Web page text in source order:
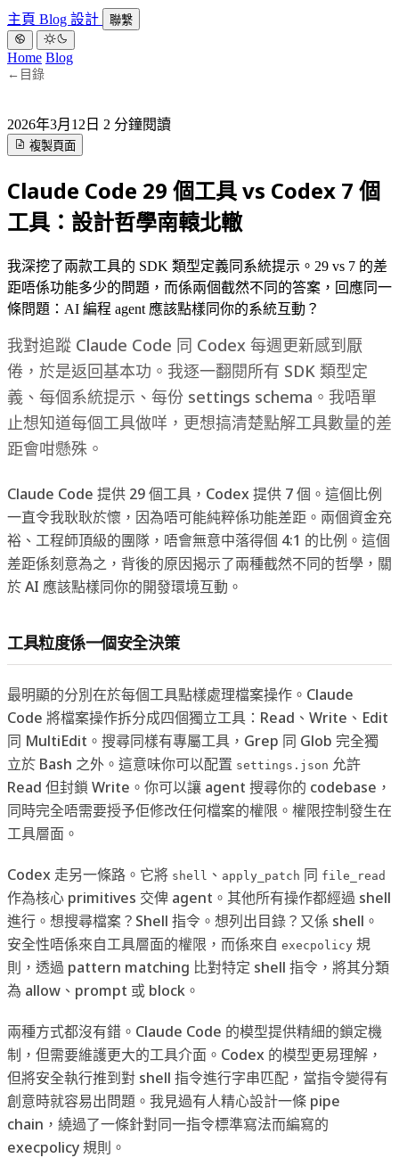
主頁 Blog 設計 聯繫
Home Blog
← 目錄
2026年3月12日 2 分鐘閱讀
複製頁面
Claude Code 29 個工具 vs Codex 7 個
工具：設計哲學南轅北轍
我深挖了兩款工具的 SDK 類型定義同系統提示。29 vs 7 的差
距唔係功能多少的問題，而係兩個截然不同的答案，回應同一
條問題：AI 編程 agent 應該點樣同你的系統互動？
我對追蹤 Claude Code 同 Codex 每週更新感到厭
倦，於是返回基本功。我逐一翻閱所有 SDK 類型定
義、每個系統提示、每份 settings schema。我唔單
止想知道每個工具做咩，更想搞清楚點解工具數量的差
距會咁懸殊。
Claude Code 提供 29 個工具，Codex 提供 7 個。這個比例
一直令我耿耿於懷，因為唔可能純粹係功能差距。兩個資金充
裕、工程師頂級的團隊，唔會無意中落得個 4:1 的比例。這個
差距係刻意為之，背後的原因揭示了兩種截然不同的哲學，關
於 AI 應該點樣同你的開發環境互動。
工具粒度係一個安全決策
最明顯的分別在於每個工具點樣處理檔案操作。Claude
Code 將檔案操作拆分成四個獨立工具：Read、Write、Edit
同 MultiEdit。搜尋同樣有專屬工具，Grep 同 Glob 完全獨
立於 Bash 之外。這意味你可以配置 settings.json 允許
Read 但封鎖 Write。你可以讓 agent 搜尋你的 codebase，
同時完全唔需要授予佢修改任何檔案的權限。權限控制發生在
工具層面。
Codex 走另一條路。它將 shell 、 apply_patch 同 file_read
作為核心 primitives 交俾 agent。其他所有操作都經過 shell
進行。想搜尋檔案？Shell 指令。想列出目錄？又係 shell。
安全性唔係來自工具層面的權限，而係來自 execpolicy 規
則，透過 pattern matching 比對特定 shell 指令，將其分類
為 allow、prompt 或 block。
兩種方式都沒有錯。Claude Code 的模型提供精細的鎖定機
制，但需要維護更大的工具介面。Codex 的模型更易理解，
但將安全執行推到對 shell 指令進行字串匹配，當指令變得有
創意時就容易出問題。我見過有人精心設計一條 pipe
chain，繞過了一條針對同一指令標準寫法而編寫的
execpolicy 規則。